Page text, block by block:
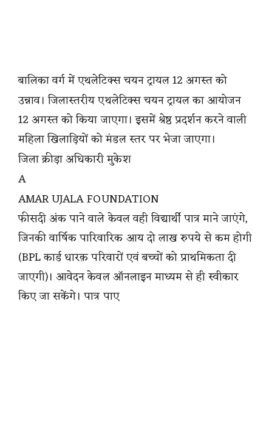
बालिका वर्ग में एथलेटिक्स चयन ट्रायल 12 अगस्त को
उन्नाव। जिलास्तरीय एथलेटिक्स चयन ट्रायल का आयोजन
12 अगस्त को किया जाएगा। इसमें श्रेष्ठ प्रदर्शन करने वाली
महिला खिलाड़ियों को मंडल स्तर पर भेजा जाएगा।
जिला क्रीड़ा अधिकारी मुकेश
A
AMAR UJALA FOUNDATION
फीसदी अंक पाने वाले केवल वही विद्यार्थी पात्र माने जाएंगे,
जिनकी वार्षिक पारिवारिक आय दो लाख रुपये से कम होगी
(BPL कार्ड धारक़ परिवारों एवं बच्चों को प्राथमिकता दी
जाएगी)। आवेदन केवल ऑनलाइन माध्यम से ही स्वीकार
किए जा सकेंगे। पात्र पाए